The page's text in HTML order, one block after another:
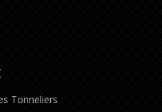
Tonneliers